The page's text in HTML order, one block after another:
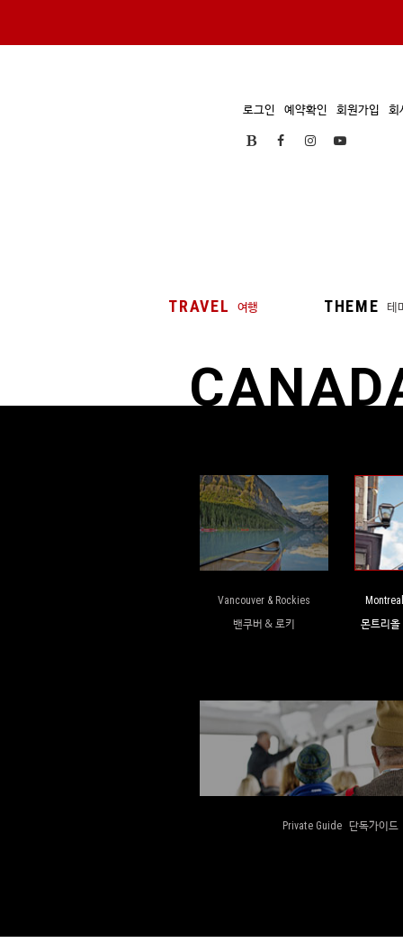
로그인 예약확인 회원가입 회
TRAVEL 여행 THEME 테
Vancouver & Rockies
밴쿠버 & 로키 몬트리
Private Guide 단독가이드